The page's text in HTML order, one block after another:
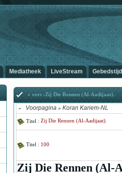
Mediatheek LiveStream
» vers :Zij Die Rennen (Al-Aadijaat).
» Voorpagina » Koran Kariem-NL
Titel : Zij Die Rennen (Al-Aadijaat).
Titel : 100
Zij Die Rennen (Al-